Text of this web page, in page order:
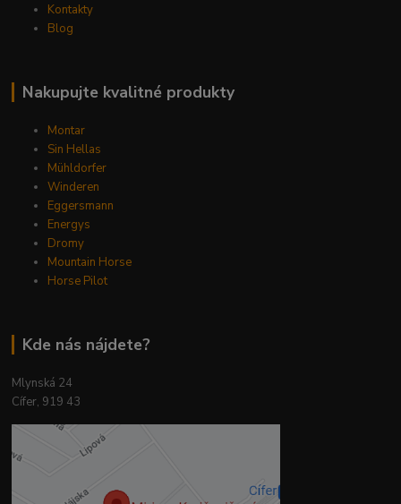
Kontakty
Blog
Nakupujte kvalitné produkty
Montar
Sin Hellas
Mühldorfer
Winderen
Eggersmann
Energys
Dromy
Mountain Horse
Horse Pilot
Kde nás nájdete?
Mlynská 24
Cífer, 919 43